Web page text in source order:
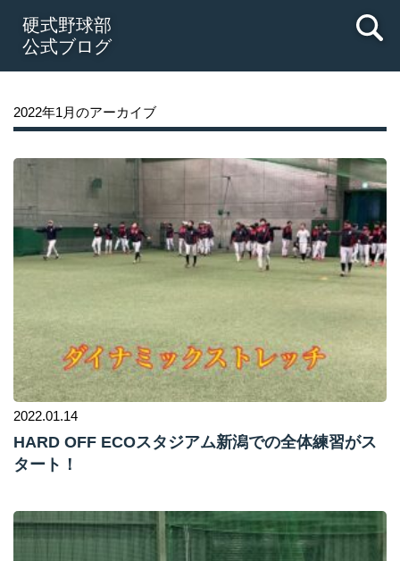
硬式野球部
公式ブログ
2022年1月のアーカイブ
2022.01.14
HARD OFF ECOスタジアム新潟での全体練習がス
タート！